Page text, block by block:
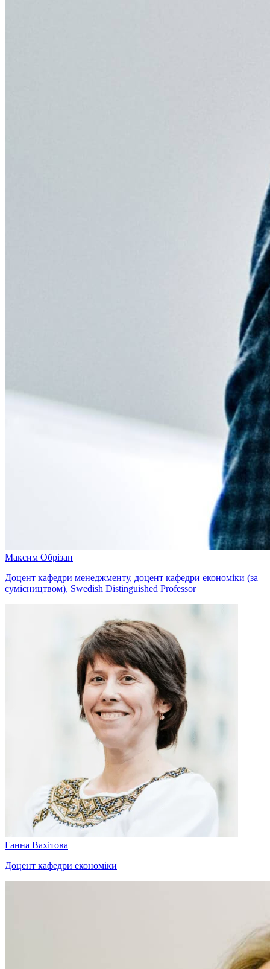
Максим Обрізан
Доцент кафедри менеджменту, доцент кафедри економіки (за
сумісництвом), Swedish Distinguished Professor
Ганна Вахітова
Доцент кафедри економіки